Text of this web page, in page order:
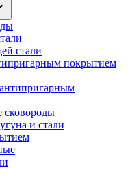
стали
покрытием
сковороды
и стали